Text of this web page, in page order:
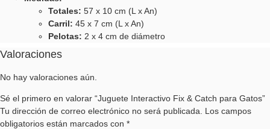
Totales: 57 x 10 cm (L x An)
Carril: 45 x 7 cm (L x An)
Pelotas: 2 x 4 cm de diámetro
Valoraciones
No hay valoraciones aún.
Sé el primero en valorar “Juguete Interactivo Fix & Catch para Gatos”
Tu dirección de correo electrónico no será publicada.
Los campos
obligatorios están marcados con *